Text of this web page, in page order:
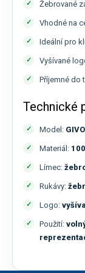
Žebrované
Vhodné na
Ideální pro
Vyšívané
Příjemné do
Technické
Model:
Materiál:
Límec:
Rukávy:
Logo:
Použití: